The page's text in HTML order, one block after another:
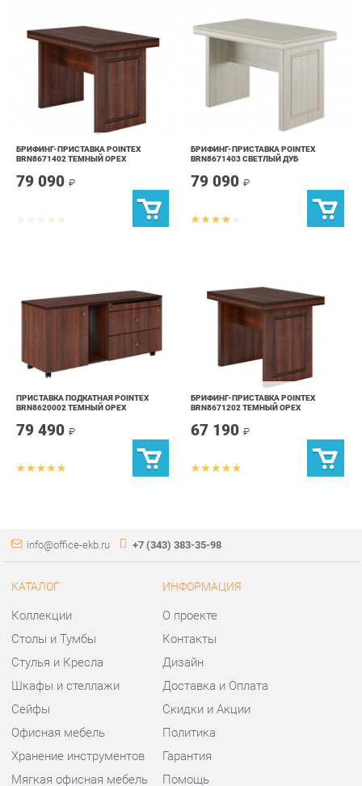
БРИФИНГ-ПРИСТАВКА POINTEX
BRN8671402 ТЕМНЫЙ ОРЕХ
БРИФИНГ-ПРИСТАВКА POINTEX
ПРИСТАВКА ПОДКАТНАЯ POINTEX
79 490₽ 67 190
Коллекции
Стулья и Кресла
Шкафы и стеллажи
Сейфы
Офисная мебель
Хранение инструментов
Мягкая офисная мебель
О проекте
Дизайн
Доставка и Оплата
Скидки и Акции
Политика
Гарантия
Помощь
Весь мир Шоурум и склад самовывоза